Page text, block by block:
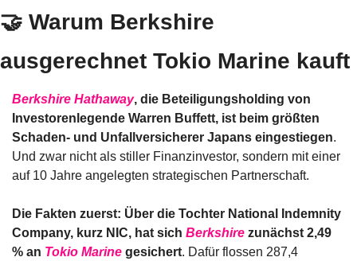
🤝 Warum Berkshire
ausgerechnet Tokio Marine kauft
Berkshire Hathaway, die Beteiligungsholding von
Investorenlegende Warren Buffett, ist beim größten
Schaden- und Unfallversicherer Japans eingestiegen.
Und zwar nicht als stiller Finanzinvestor, sondern mit einer
auf 10 Jahre angelegten strategischen Partnerschaft.
Die Fakten zuerst: Über die Tochter National Indemnity
Company, kurz NIC, hat sich Berkshire zunächst 2,49
% an Tokio Marine gesichert. Dafür flossen 287,4